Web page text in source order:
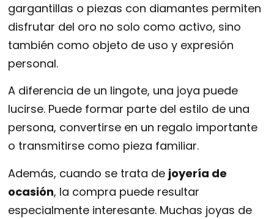
gargantillas o piezas con diamantes permiten
disfrutar del oro no solo como activo, sino
también como objeto de uso y expresión
personal.
A diferencia de un lingote, una joya puede
lucirse. Puede formar parte del estilo de una
persona, convertirse en un regalo importante
o transmitirse como pieza familiar.
Además, cuando se trata de joyería de
ocasión, la compra puede resultar
especialmente interesante. Muchas joyas de